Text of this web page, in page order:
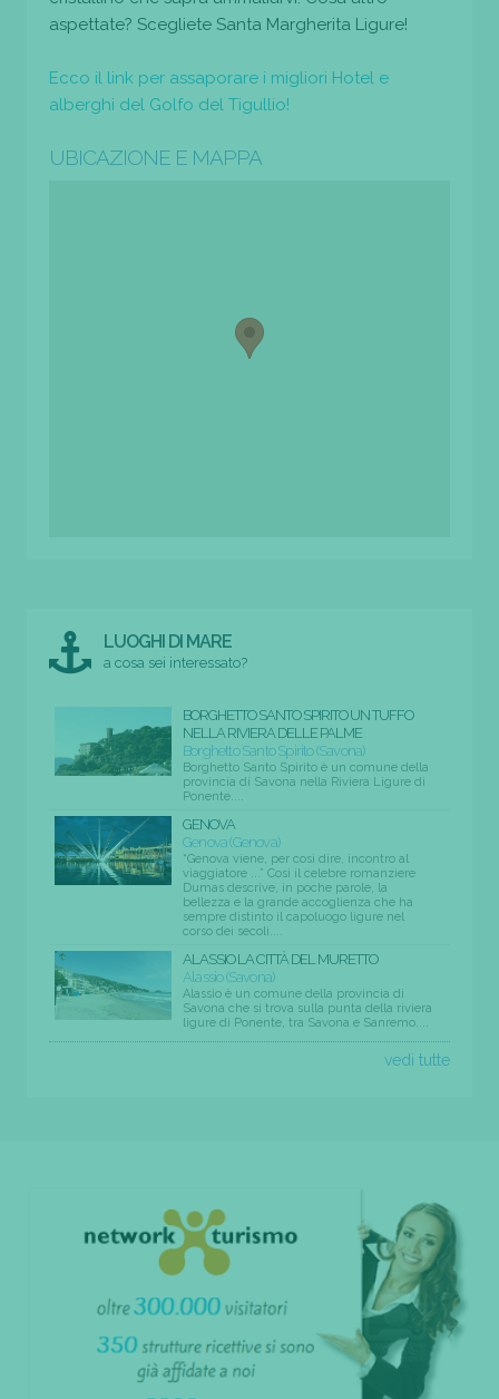
aspettate? Scegliete Santa Margherita Ligure!
Ecco il link per assaporare i migliori Hotel e
alberghi del Golfo del Tigullio!
UBICAZIONE E MAPPA
LUOGHI DI MARE
a cosa sei interessato?
BORGHETTO SANTO SPIRITO UN TUFFO
NELLA RIVIERA DELLE PALME
Borghetto Santo Spirito (Savona)
Borghetto Santo Spirito è un comune della
provincia di Savona nella Riviera Ligure di
Ponente....
GENOVA
Genova (Genova)
“Genova viene, per così dire, incontro al
viaggiatore ...” Così il celebre romanziere
Dumas descrive, in poche parole, la
bellezza e la grande accoglienza che ha
sempre distinto il capoluogo ligure nel
corso dei secoli....
ALASSIO LA CITTÀ DEL MURETTO
Alassio (Savona)
Alassio è un comune della provincia di
Savona che si trova sulla punta della riviera
ligure di Ponente, tra Savona e Sanremo....
vedi tutte